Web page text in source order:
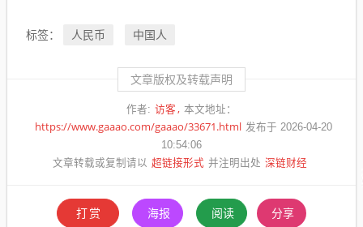
标签： 人民币 中国人
文章版权及转载声明
作者: 访客 本文地址：
https://www.gaaao.com/gaaao/33671.html 发布于 2026-04-20
10:54:06
文章转载或复制请以 超链接形式 并注明出处 深链财经
打赏 海报 阅读 分享